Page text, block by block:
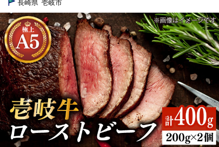
長崎県 壱岐市